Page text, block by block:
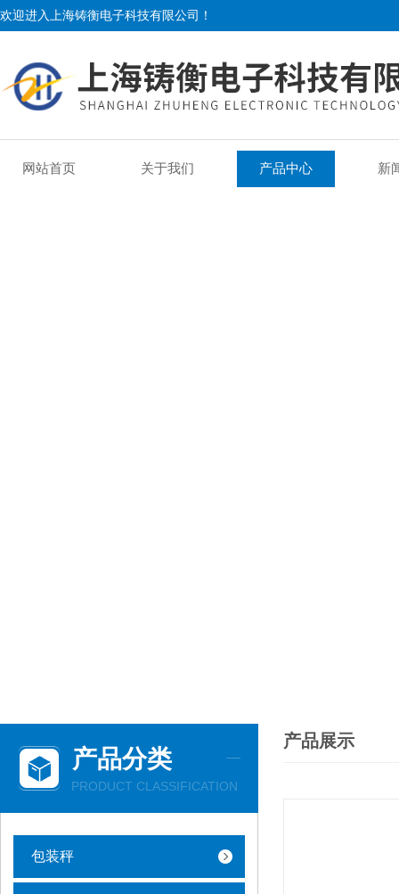
欢迎进入上海铸衡电子科技有限公司！
网站首页 关于我们 产品中心 新
产品分类
PRODUCT CLASSIFICATION
包装秤
产品展示